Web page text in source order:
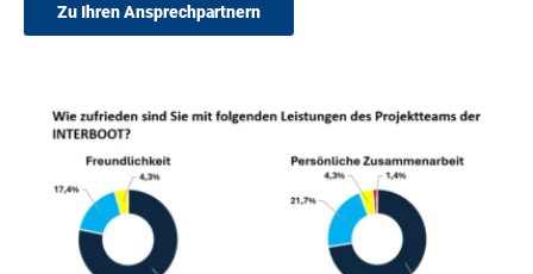
Zu Ihren Ansprechpartnern